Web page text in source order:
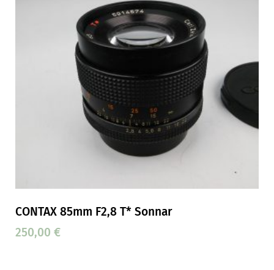
CONTAX 85mm F2,8 T* Sonnar
250,00 €